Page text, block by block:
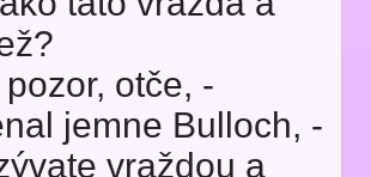
otče, -
jemne Bulloch, -
vraždou a